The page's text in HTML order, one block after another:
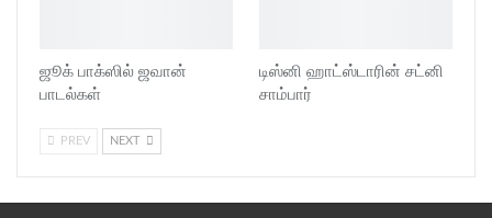
ஜூக் பாக்ஸில் ஜவான்
பாடல்கள்
டிஸ்னி ஹாட்ஸ்டாரின் சட்னி
சாம்பார்
PREV NEXT